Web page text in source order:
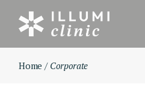
content
Home Corporate